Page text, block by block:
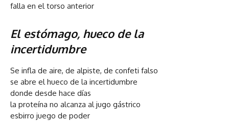
falla en el torso anterior
El estómago, hueco de la
incertidumbre
Se infla de aire, de alpiste, de confeti falso
se abre el hueco de la incertidumbre
donde desde hace días
la proteína no alcanza al jugo gástrico
esbirro juego de poder